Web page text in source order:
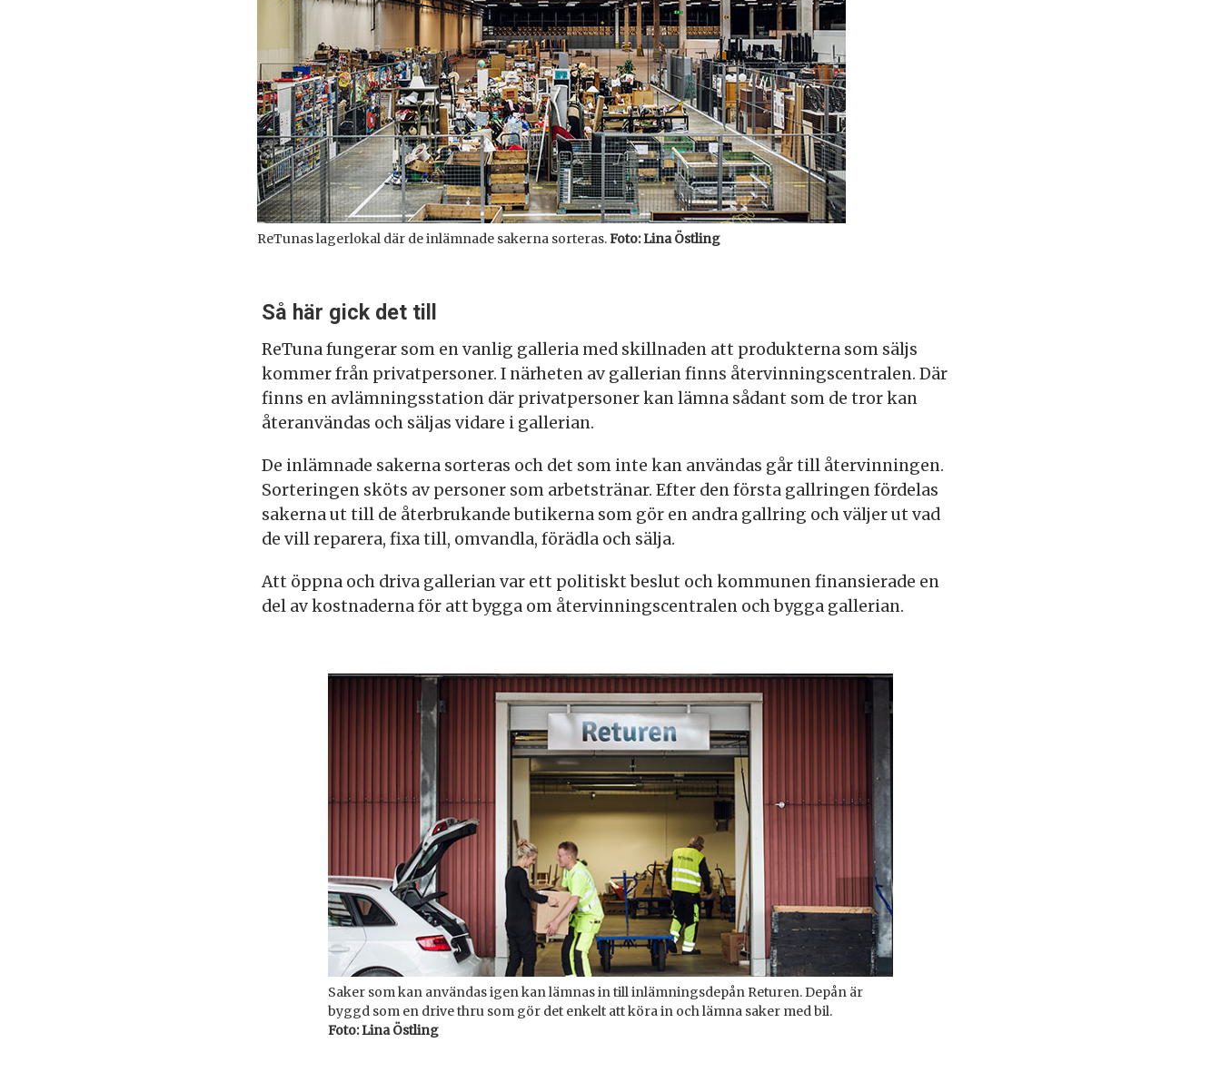
ReTunas lagerlokal där de inlämnade sakerna sorteras.Foto: Lina Östling
Så här gick det till
ReTuna fungerar som en vanlig galleria med skillnaden att produkterna som säljs
kommer från privatpersoner. I närheten av gallerian finns återvinningscentralen. Där
finns en avlämningsstation där privatpersoner kan lämna sådant som de tror kan
återanvändas och säljas vidare i gallerian.
De inlämnade sakerna sorteras och det som inte kan användas går till återvinningen.
Sorteringen sköts av personer som arbetstränar. Efter den första gallringen fördelas
sakerna ut till de återbrukande butikerna som gör en andra gallring och väljer ut vad
de vill reparera, fixa till, omvandla, förädla och sälja.
Att öppna och driva gallerian var ett politiskt beslut och kommunen finansierade en
del av kostnaderna för att bygga om återvinningscentralen och bygga gallerian.
Saker som kan användas igen kan lämnas in till inlämningsdepån Returen. Depån är
byggd som en drive thru som gör det enkelt att köra in och lämna saker med bil.
Foto: Lina Östling